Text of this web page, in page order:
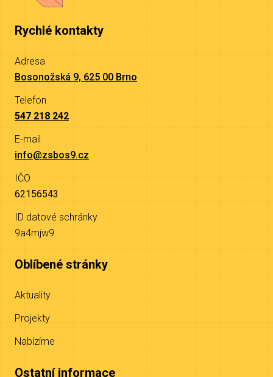
Rychlé kontakty
Adresa
Bosonožská 9, 625 00 Brno
Telefon
547 218 242
E-mail
info@zsbos9.cz
IČO
62156543
ID datové schránky
9a4mjw9
Oblíbené stránky
Aktuality
Projekty
Nabízíme
Ostatní informace